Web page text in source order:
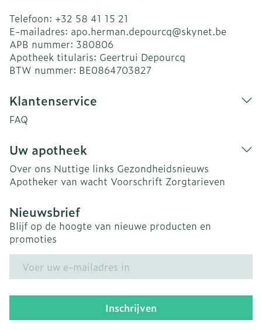
Telefoon: +32 58 41 15 21
E-mailadres: apo.herman.depourcq@skynet.be
APB nummer: 380806
Apotheek titularis: Geertrui Depourcq
BTW nummer: BE0864703827
Klantenservice
FAQ
Uw apotheek
Over ons Nuttige links Gezondheidsnieuws
Apotheker van wacht Voorschrift Zorgtarieven
Nieuwsbrief
Blijf op de hoogte van nieuwe producten en
promoties
Inschrijven